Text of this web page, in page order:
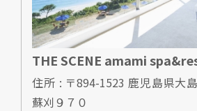
THE SCENE amami
住所 : 〒894-1523 鹿児島県大
蘇刈９７０